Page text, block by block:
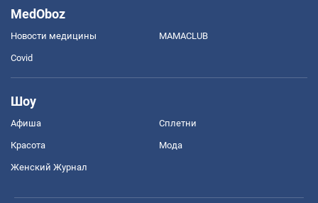
MedOboz
Новости медицины MAMACLUB
Covid
Шоу
Афиша Сплетни
Красота Мода
Женский Журнал